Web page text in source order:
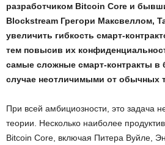
разработчиком Bitcoin Core и
Blockstream Грегори Максвеллом,
увеличить гибкость смарт-
тем повысив их
самые сложные смарт-контракты в
случае неотличимыми от обычных
При всей амбициозности, это задача
теории. Несколько наиболее
Bitcoin Core, включая Питера Вуйле,